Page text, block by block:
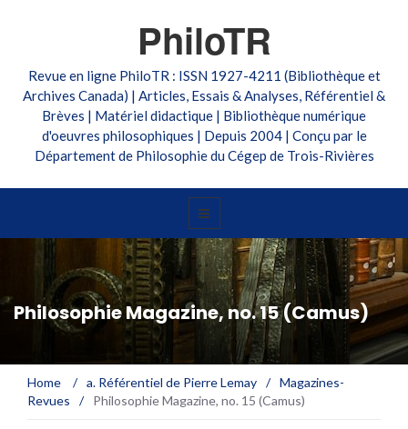
PhiloTR
Revue en ligne PhiloTR : ISSN 1927-4211 (Bibliothèque et
Archives Canada) | Articles, Essais & Analyses, Référentiel &
Brèves | Matériel didactique | Bibliothèque numérique
d'oeuvres philosophiques | Depuis 2004 | Conçu par le
Département de Philosophie du Cégep de Trois-Rivières
Philosophie Magazine, no. 15 (Camus)
Home / a. Référentiel de Pierre Lemay / Magazines-
Revues
/ Philosophie Magazine, no. 15 (Camus)